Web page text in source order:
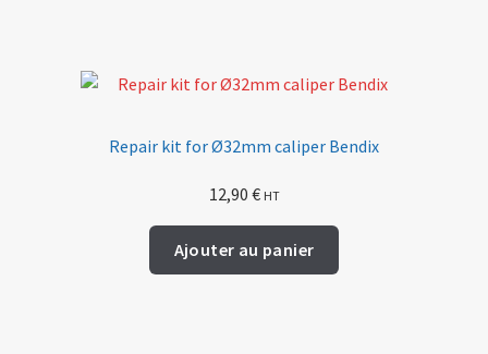
Repair kit for Ø32mm caliper Bendix
12,90 € HT
Ajouter au panier